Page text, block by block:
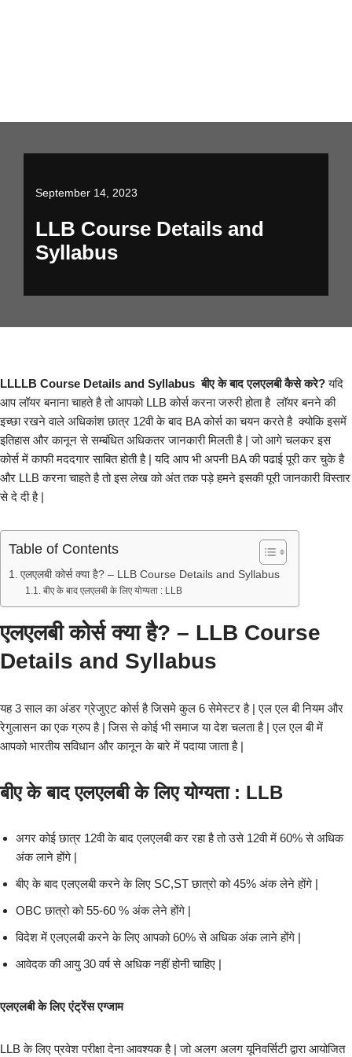
September 14, 2023
LLB Course Details and
Syllabus
LLLLB Course Details and Syllabus बीए के बाद एलएलबी कैसे करे?यदि
आप लॉयर बनाना चाहते है तो आपको LLB कोर्स करना जरुरी होता है लॉयर बनने की
इच्छा रखने वाले अधिकांश छात्र 12वी के बाद BA कोर्स का चयन करते है क्योकि इसमें
इतिहास और कानून से सम्बंधित अधिकतर जानकारी मिलती है | जो आगे चलकर इस
कोर्स में काफी मददगार साबित होती है | यदि आप भी अपनी BA की पढाई पूरी कर चुके है
और LLB करना चाहते है तो इस लेख को अंत तक पड़े हमने इसकी पूरी जानकारी विस्तार
से दे दी है |
Table of Contents
एलएलबी कोर्स क्या है? – LLB Course Details and Syllabus
बीए के बाद एलएलबी के लिए योग्यता : LLB
एलएलबी कोर्स क्या है? – LLB Course
Details and Syllabus
यह 3 साल का अंडर ग्रेजुएट कोर्स है जिसमे कुल 6 सेमेस्टर है | एल एल बी नियम और
रेगुलासन का एक ग्रुप है | जिस से कोई भी समाज या देश चलता है | एल एल बी में
आपको भारतीय सविधान और कानून के बारे में पदाया जाता है |
बीए के बाद एलएलबी के लिए योग्यता : LLB
अगर कोई छात्र 12वी के बाद एलएलबी कर रहा है तो उसे 12वी में 60% से अधिक
अंक लाने होंगे |
बीए के बाद एलएलबी करने के लिए SC,ST छात्रो को 45% अंक लेने होंगे |
OBC छात्रो को 55-60 % अंक लेने होंगे |
विदेश में एलएलबी करने के लिए आपको 60% से अधिक अंक लाने होंगे |
आवेदक की आयु 30 वर्ष से अधिक नहीं होनी चाहिए |
एलएलबी के लिए एंट्रेंस एग्जाम
LLB के लिए प्रवेश परीक्षा देना आवश्यक है | जो अलग अलग यूनिवर्सिटी द्वारा आयोजित